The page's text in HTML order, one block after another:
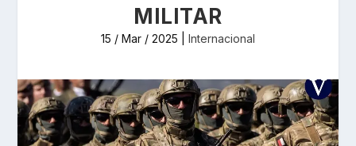
MILITAR
15 / Mar / 2025 Internacional